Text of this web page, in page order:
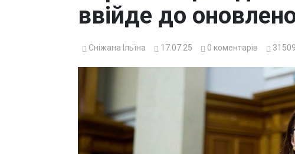
ввійде до
Сніжана Ільїна 17.07.25 0 коментарів 31509